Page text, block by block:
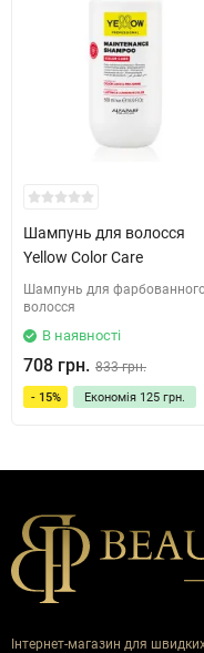
Шампунь для волосся
Yellow Color Care
Шампунь для
волосся
В наявності
708 грн. 833 грн.
- 15% Економія 125 грн.
Інтернет-магазин для